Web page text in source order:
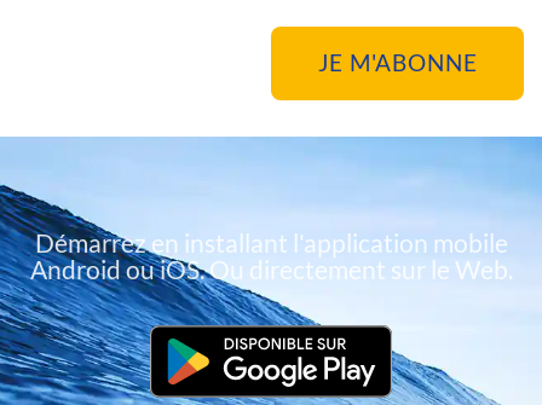
Démarrez en installant l'application mobile
Android ou iOS. Ou directement sur le Web.